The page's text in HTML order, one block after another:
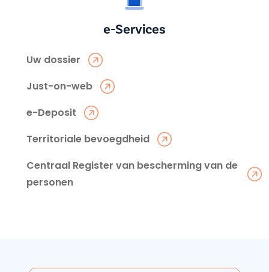
e-Services
Uw dossier
Just-on-web
e-Deposit
Territoriale bevoegdheid
Centraal Register van bescherming van de
personen